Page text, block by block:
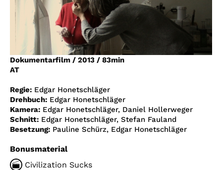
Gutscheine
& Filmpässe
Account
Suche
Dokumentarfilm / 2013 / 83min
AT
Regie: Edgar Honetschläger
Drehbuch: Edgar Honetschläger
Kamera: Edgar Honetschläger, Daniel Hollerweger
Schnitt: Edgar Honetschläger, Stefan Fauland
Besetzung: Pauline Schürz, Edgar Honetschläger
Bonusmaterial
Civilization Sucks